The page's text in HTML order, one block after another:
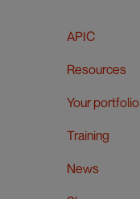
APIC
Resources
Your portfolio
Training
News